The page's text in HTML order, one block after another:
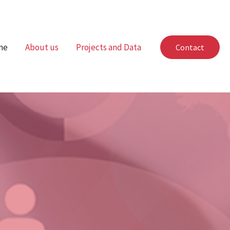
About us Projects and Data Contact